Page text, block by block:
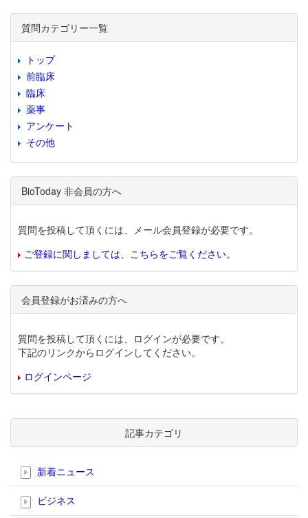
質問カテゴリー一覧
トップ
前臨床
臨床
薬事
アンケート
その他
BioToday 非会員の方へ
質問を投稿して頂くには、メール会員登録が必要です。
ご登録に関しましては、こちらをご覧ください。
会員登録がお済みの方へ
質問を投稿して頂くには、ログインが必要です。
下記のリンクからログインしてください。
ログインページ
記事カテゴリ
新着ニュース
ビジネス